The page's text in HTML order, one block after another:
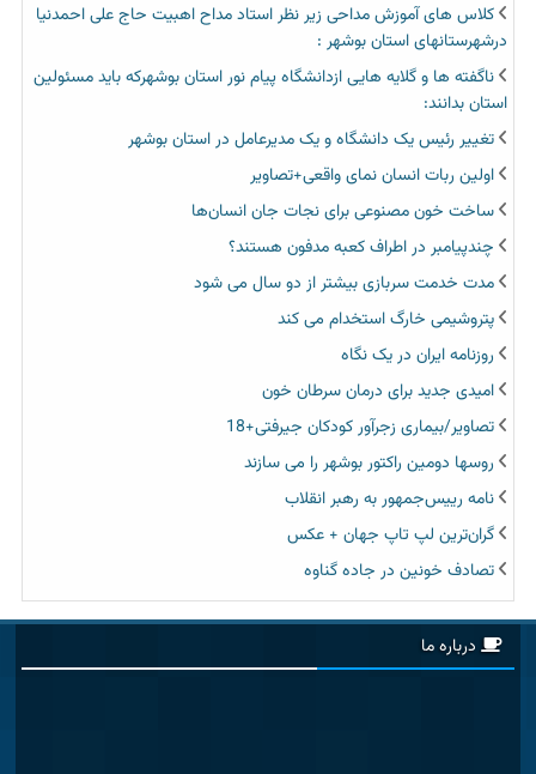
کلاس های آموزش مداحی زیر نظر استاد مداح اهبیت حاج علی احمدنیا
درشهرستانهای استان بوشهر :
ناگفته ها و گلایه هایی ازدانشگاه پیام نور استان بوشهرکه باید مسئولین
استان بدانند:
تغییر رئیس یک دانشگاه و یک مدیرعامل در استان بوشهر
اولین ربات انسان نمای واقعی+تصاویر
ساخت خون مصنوعی برای نجات جان انسان‌ها
چندپیامبر در اطراف کعبه مدفون هستند؟
مدت خدمت سربازی بیشتر از دو سال می شود
پتروشیمی خارگ استخدام می کند
روزنامه ایران در یک نگاه
امیدی جدید برای درمان سرطان خون
تصاویر/بیماری زجرآور کودکان جیرفتی+18
روسها دومین راکتور بوشهر را می سازند
نامه رییس‌جمهور به رهبر انقلاب
گران‌ترین لپ تاپ جهان + عکس
تصادف خونین در جاده گناوه
درباره ما